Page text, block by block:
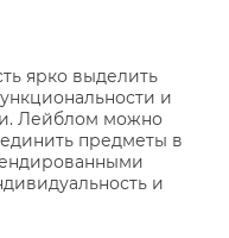
ярко выделить
и
Лейблом можно
предметы в
и